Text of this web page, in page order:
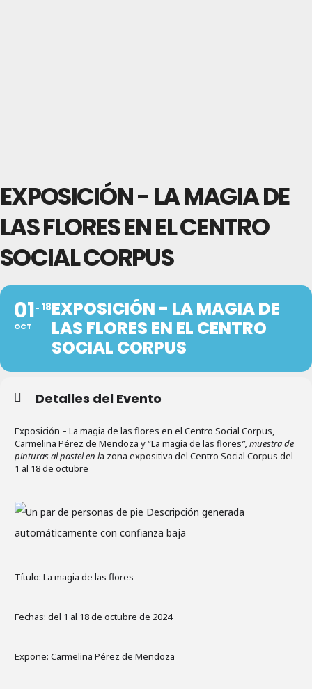
EXPOSICIÓN - LA MAGIA DE
LAS FLORES EN EL CENTRO
SOCIAL CORPUS
01
OCT
18EXPOSICIÓN - LA MAGIA DE
LAS FLORES EN EL CENTRO
SOCIAL CORPUS
Detalles del Evento
Exposición – La magia de las flores en el Centro Social Corpus,
Carmelina Pérez de Mendoza y “La magia de las flores”, muestra de
pinturas al pastel en la zona expositiva del Centro Social Corpus del
1 al 18 de octubre
Título: La magia de las flores
Fechas: del 1 al 18 de octubre de 2024
Expone: Carmelina Pérez de Mendoza